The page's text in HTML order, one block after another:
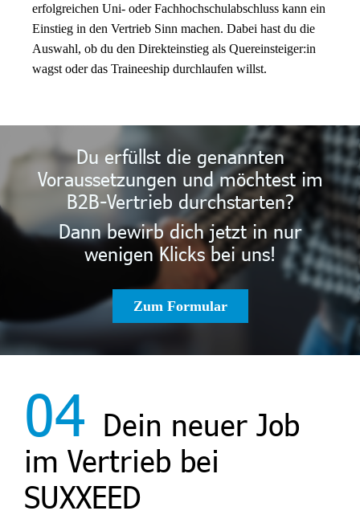
erfolgreichen Uni- oder Fachhochschulabschluss kann ein
Einstieg in den Vertrieb Sinn machen. Dabei hast du die
Auswahl, ob du den Direkteinstieg als Quereinsteiger:in
wagst oder das Traineeship durchlaufen willst.
Du erfüllst die genannten
Voraussetzungen und möchtest im
B2B-Vertrieb durchstarten?
Dann bewirb dich jetzt in nur
wenigen Klicks bei uns!
Zum Formular
04 Dein neuer Job
im Vertrieb bei
SUXXEED